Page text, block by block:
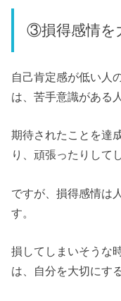
③損得感情を
自己肯定感が低い人
は、苦手意識がある
期待されたことを達
り、頑張ったりして
ですが、損得感情は
す。
損してしまいそうな
は、自分を大切にす